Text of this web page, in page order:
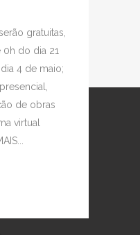
gratuitas,
do dia 21
4 de maio;
de obras
virtual